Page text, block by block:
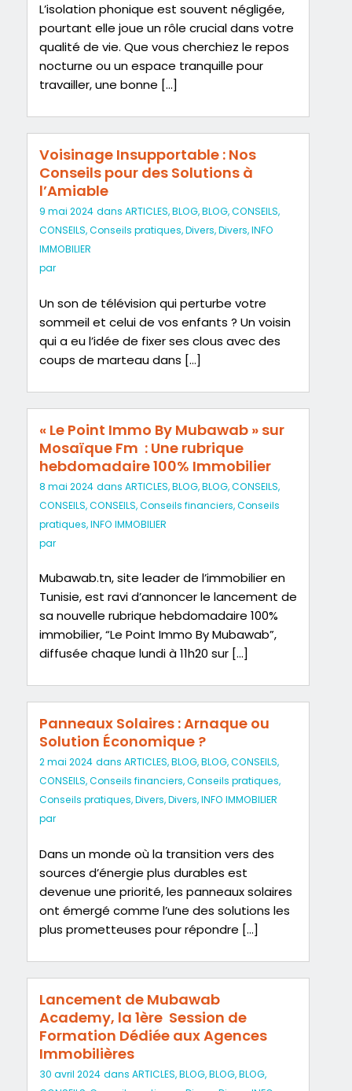
L’isolation phonique est souvent négligée,
pourtant elle joue un rôle crucial dans votre
qualité de vie. Que vous cherchiez le repos
nocturne ou un espace tranquille pour
travailler, une bonne […]
Voisinage Insupportable : Nos
Conseils pour des Solutions à
l’Amiable
9 mai 2024 dans ARTICLES,BLOG,BLOG,CONSEILS,
CONSEILS,Conseils pratiques,Divers,Divers,INFO
IMMOBILIER
par
Un son de télévision qui perturbe votre
sommeil et celui de vos enfants ? Un voisin
qui a eu l’idée de fixer ses clous avec des
coups de marteau dans […]
« Le Point Immo By Mubawab » sur
Mosaïque Fm : Une rubrique
hebdomadaire 100% Immobilier
8 mai 2024 dans ARTICLES,BLOG,BLOG,CONSEILS,
CONSEILS,CONSEILS,Conseils financiers,Conseils
pratiques,INFO IMMOBILIER
par
Mubawab.tn, site leader de l’immobilier en
Tunisie, est ravi d’annoncer le lancement de
sa nouvelle rubrique hebdomadaire 100%
immobilier, “Le Point Immo By Mubawab”,
diffusée chaque lundi à 11h20 sur […]
Panneaux Solaires : Arnaque ou
Solution Économique ?
2 mai 2024 dans ARTICLES,BLOG,BLOG,CONSEILS,
CONSEILS,Conseils financiers,Conseils pratiques,
Conseils pratiques,Divers,Divers,INFO IMMOBILIER
par
Dans un monde où la transition vers des
sources d’énergie plus durables est
devenue une priorité, les panneaux solaires
ont émergé comme l’une des solutions les
plus prometteuses pour répondre […]
Lancement de Mubawab
Academy, la 1ère Session de
Formation Dédiée aux Agences
Immobilières
30 avril 2024 dans ARTICLES,BLOG,BLOG,BLOG,